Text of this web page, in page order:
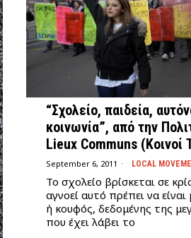
“Σχολείο, παιδεία,
κοινωνία”, από την
Lieux Communs (Κοινοί
September 6, 2011 LOCAL
Το σχολείο βρίσκεται σε
αγνοεί αυτό πρέπει να
ή κουφός, δεδομένης της
που έχει λάβει το